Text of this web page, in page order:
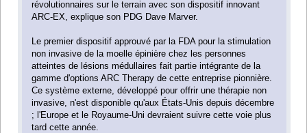
révolutionnaires sur le terrain avec son dispositif innovant
ARC-EX, explique son PDG Dave Marver.
Le premier dispositif approuvé par la FDA pour la stimulation
non invasive de la moelle épinière chez les personnes
atteintes de lésions médullaires fait partie intégrante de la
gamme d'options ARC Therapy de cette entreprise pionnière.
Ce système externe, développé pour offrir une thérapie non
invasive, n'est disponible qu'aux États-Unis depuis décembre
; l'Europe et le Royaume-Uni devraient suivre cette voie plus
tard cette année.